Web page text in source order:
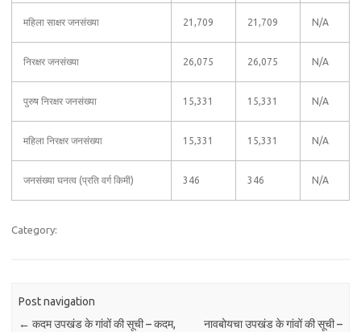
महिला साक्षर जनसंख्या 21,709 21,709 N/A
निरक्षर जनसंख्या 26,075 26,075 N/A
पुरुष निरक्षर जनसंख्या 15,331 15,331 N/A
महिला निरक्षर जनसंख्या 15,331 15,331 N/A
जनसंख्या घनत्व (प्रति वर्ग किमी) 346 346 N/A
Category:
Post navigation
← कदम उपखंड के गांवों की सूची – कदम,
नावबोयचा उपखंड के गांवों की सूची –